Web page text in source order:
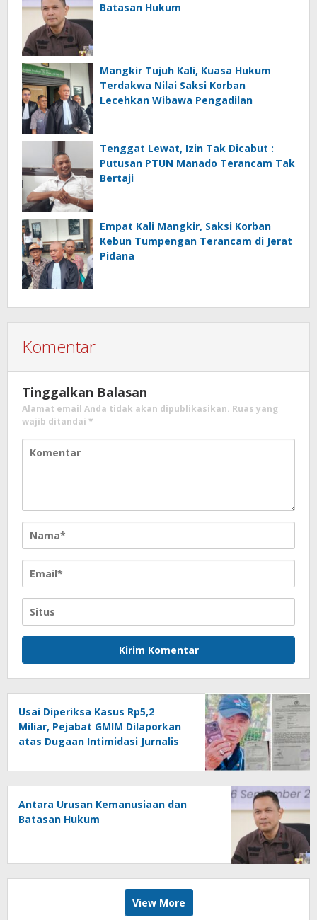
Batasan Hukum
Mangkir Tujuh Kali, Kuasa Hukum
Terdakwa Nilai Saksi Korban
Lecehkan Wibawa Pengadilan
Tenggat Lewat, Izin Tak Dicabut :
Putusan PTUN Manado Terancam Tak
Bertaji
Empat Kali Mangkir, Saksi Korban
Kebun Tumpengan Terancam di Jerat
Komentar
Tinggalkan Balasan
Alamat email Anda tidak akan dipublikasikan. Ruas yang
wajib ditandai *
Usai Diperiksa Kasus Rp5,2
Miliar, Pejabat GMIM Dilaporkan
atas Dugaan Intimidasi Jurnalis
Antara Urusan Kemanusiaan dan
Batasan Hukum
View More